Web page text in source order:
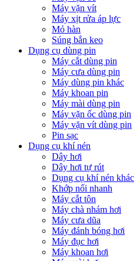
Máy vặn vít
Máy xịt rửa áp lực
Mỏ hàn
Súng bắn keo
Dụng cụ dùng pin
Máy cắt dùng pin
Máy cưa dùng pin
Máy dùng pin khác
Máy khoan pin
Máy mài dùng pin
Máy vặn ốc dùng pin
Máy vặn vít dùng pin
Pin sạc
Dụng cụ khí nén
Dây hơi
Dây hơi tự rút
Dụng cụ khí nén khác
Khớp nối nhanh
Máy cắt tôn
Máy chà nhám hơi
Máy cưa dũa
Máy đánh bóng hơi
Máy đục hơi
Máy khoan hơi